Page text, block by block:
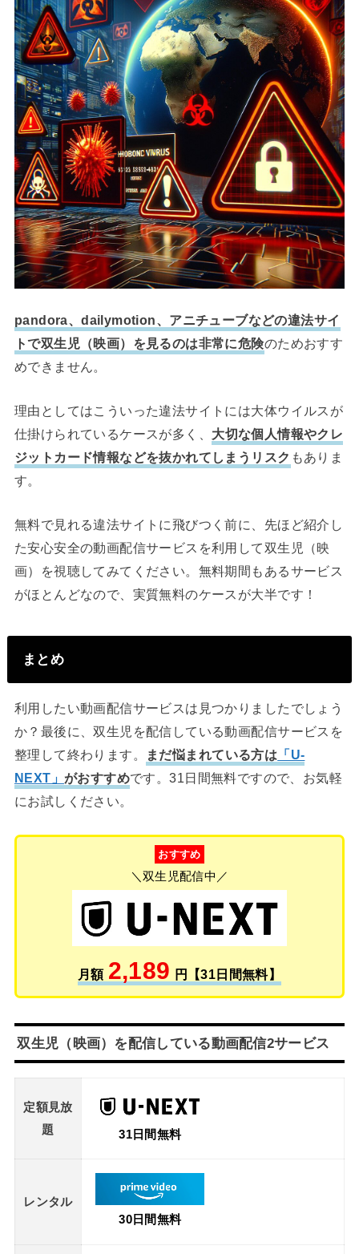
pandora、dailymotion、アニチューブなどの違法サイ
トで双生児（映画）を見るのは非常に危険のためおすす
めできません。
理由としてはこういった違法サイトには大体ウイルスが
仕掛けられているケースが多く、 大切な個人情報やクレ
ジットカード情報などを抜かれてしまうリスク もありま
す。
無料で見れる違法サイトに飛びつく前に、先ほど紹介し
た安心安全の動画配信サービスを利用して双生児（映
画）を視聴してみてください。無料期間もあるサービス
がほとんどなので、実質無料のケースが大半です！
まとめ
利用したい動画配信サービスは見つかりましたでしょう
か？最後に、双生児を配信している動画配信サービスを
整理して終わります。
まだ悩まれている方は 「U-
NEXT」 がおすすめです。31日間無料ですので、お気軽
にお試しください。
おすすめ
＼双生児配信中／
月額 2,189 円【31日間無料】
双生児（映画）を配信している動画配信2サービス
定額見放
題
31日間無料
レンタル
30日間無料